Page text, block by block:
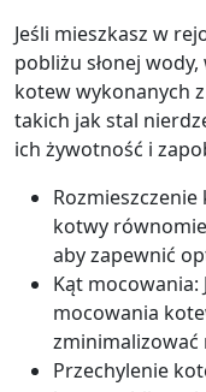
Jeśli mieszkasz w
pobliżu słonej
kotew wykonanych
takich jak stal
ich żywotność i
kotwy
aby zapewnić
Kąt mocowania:
mocowania
zminimalizować
Przechylenie